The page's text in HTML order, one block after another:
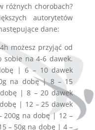
różnych chorobach?
autorytetów
dane:
możesz przyjąć od
sobie na 4-6 dawek.
| 6 – 10 dawek
na dobę | 8 – 15
| 8 – 20 dawek
| 12 – 25 dawek
200g na dobę | 12 –
– 50g na dobę | 4 –